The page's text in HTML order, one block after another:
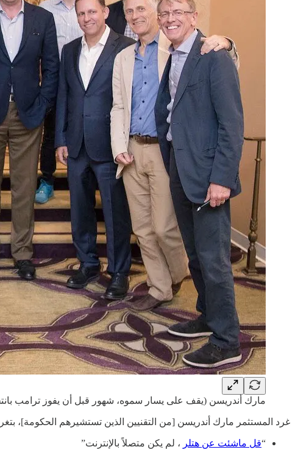
مارك أندريسن (يقف على يسار سموه، شهور قبل أن يفوز ترامب
غرد المستثمر مارك أندريسن [من التقنيين الذين تستشيرهم الحكومة]،
“قل ماشئت عن هتلر ، لم يكن متصلاً بالإنترنت”